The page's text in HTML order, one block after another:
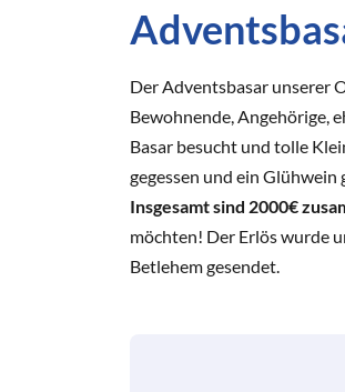
Der Adventsbasar unserer
Bewohnende, Angehörige,
Basar besucht und tolle
gegessen und ein Glühwein
Insgesamt sind 2000€
möchten! Der Erlös wurde
Betlehem gesendet.